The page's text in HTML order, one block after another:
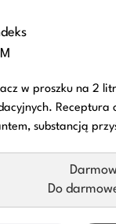
w proszku na 2
Receptura
substancją
Do